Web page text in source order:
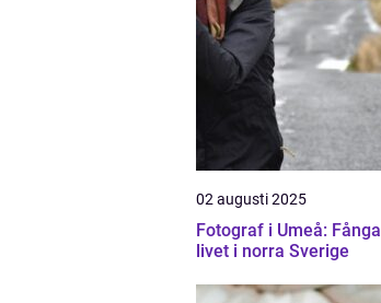
02 augusti 2025
Fotograf i Umeå: Fånga
livet i norra Sverige